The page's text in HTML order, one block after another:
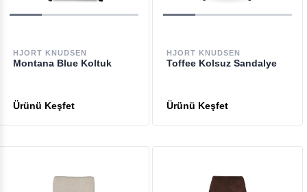
HJORT KNUDSEN
Montana Blue Koltuk
HJORT KNUDSEN
Toffee Kolsuz Sandalye